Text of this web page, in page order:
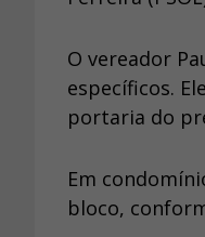
O vereador
específicos.
portaria do
Em
bloco,